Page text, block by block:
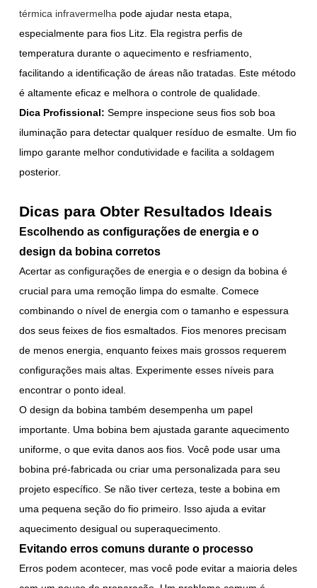
térmica infravermelha pode ajudar nesta etapa,
especialmente para fios Litz. Ela registra perfis de
temperatura durante o aquecimento e resfriamento,
facilitando a identificação de áreas não tratadas. Este método
é altamente eficaz e melhora o controle de qualidade.
Dica Profissional: Sempre inspecione seus fios sob boa
iluminação para detectar qualquer resíduo de esmalte. Um fio
limpo garante melhor condutividade e facilita a soldagem
posterior.
Dicas para Obter Resultados Ideais
Escolhendo as configurações de energia e o
design da bobina corretos
Acertar as configurações de energia e o design da bobina é
crucial para uma remoção limpa do esmalte. Comece
combinando o nível de energia com o tamanho e espessura
dos seus feixes de fios esmaltados. Fios menores precisam
de menos energia, enquanto feixes mais grossos requerem
configurações mais altas. Experimente esses níveis para
encontrar o ponto ideal.
O design da bobina também desempenha um papel
importante. Uma bobina bem ajustada garante aquecimento
uniforme, o que evita danos aos fios. Você pode usar uma
bobina pré-fabricada ou criar uma personalizada para seu
projeto específico. Se não tiver certeza, teste a bobina em
uma pequena seção do fio primeiro. Isso ajuda a evitar
aquecimento desigual ou superaquecimento.
Evitando erros comuns durante o processo
Erros podem acontecer, mas você pode evitar a maioria deles